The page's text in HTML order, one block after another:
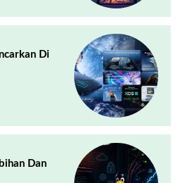
Di
Dan